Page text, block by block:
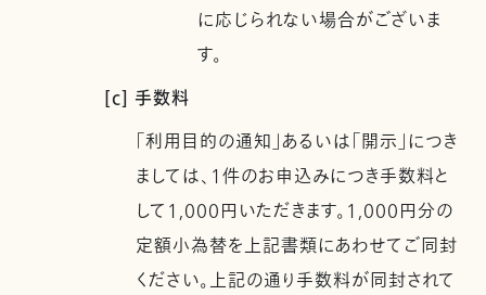
に応じられない場合がございま
す。
[c] 手数料
「利用目的の通知」あるいは「開示」につき
ましては、1件のお申込みにつき手数料と
して1,000円いただきます。1,000円分の
定額小為替を上記書類にあわせてご同封
ください。上記の通り手数料が同封されて